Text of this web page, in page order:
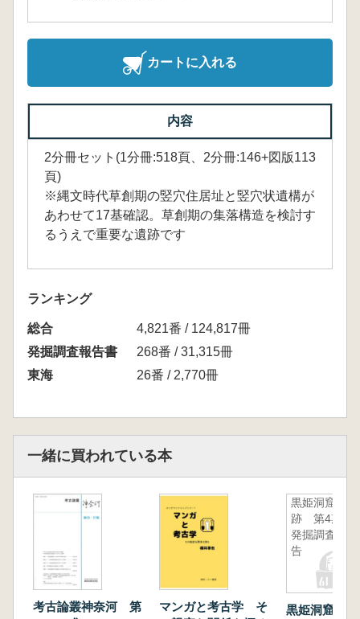
カートに入れる
内容
2分冊セット(1分冊:518頁、2分冊:146+図版113
頁)
※縄文時代草創期の竪穴住居址と竪穴状遺構が
あわせて17基確認。草創期の集落構造を検討す
るうえで重要な遺跡です
ランキング
総合
4,821番 / 124,817冊
発掘調査報告書
268番 / 31,315冊
東海
26番 / 2,770冊
一緒に買われている本
考古論叢神奈河 第
マンガと考古学 そ
黒姫洞窟遺
跡 第4期
発掘調査報
告
黒姫洞窟遺